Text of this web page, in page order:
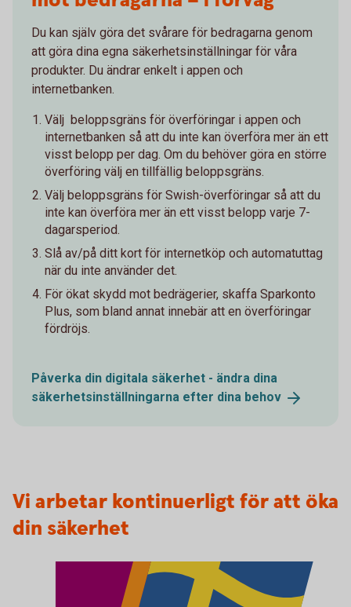
Du kan själv göra det svårare för bedragarna genom
att göra dina egna säkerhetsinställningar för våra
produkter. Du ändrar enkelt i appen och
internetbanken.
Välj beloppsgräns för överföringar i appen och
internetbanken så att du inte kan överföra mer än ett
visst belopp per dag. Om du behöver göra en större
överföring välj en tillfällig beloppsgräns.
Välj beloppsgräns för Swish-överföringar så att du
inte kan överföra mer än ett visst belopp varje 7-
dagarsperiod.
Slå av/på ditt kort för internetköp och automatuttag
när du inte använder det.
För ökat skydd mot bedrägerier, skaffa Sparkonto
Plus, som bland annat innebär att en överföringar
fördröjs.
Påverka din digitala säkerhet - ändra dina
säkerhetsinställningarna efter dina behov
Vi arbetar kontinuerligt för att öka
din säkerhet